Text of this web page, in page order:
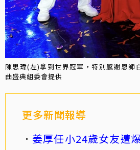
陳思瑋(左)拿到世界冠軍，特別感謝恩師
曲盛典組委會提供
更多新聞報導
姜厚任小24歲女友遭